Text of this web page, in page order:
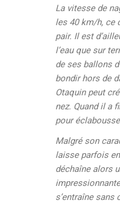
La vitesse de
les 40 km/h, ce
pair. Il est
l’eau que sur
de ses ballons
bondir hors de
Otaquin peut
nez. Quand il a
pour
Malgré son
laisse parfois
déchaîne alors
s’entraîne sans